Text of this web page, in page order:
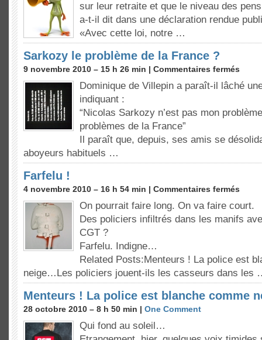
sur leur retraite et que le niveau des
a-t-il dit dans une déclaration rendue
«Avec cette loi, notre …
Sarkozy le problème de la France ?
9 novembre 2010 – 15 h 26 min | Commentaires fermés
Dominique de Villepin a paraît-il lâché
indiquant :
“Nicolas Sarkozy n’est pas mon
problèmes de la France”
Il paraît que, depuis, ses amis se
aboyeurs habituels …
Farfelu !
4 novembre 2010 – 16 h 54 min | Commentaires fermés
On pourrait faire long. On va faire court.
Des policiers infiltrés dans les manifs
CGT ?
Farfelu. Indigne…
Related Posts:Menteurs ! La police est
neige…Les policiers jouent-ils les casseurs dans les
Menteurs ! La police est blanche comme
28 octobre 2010 – 8 h 50 min | One Comment
Qui fond au soleil…